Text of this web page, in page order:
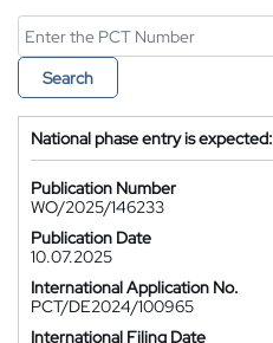
Search
National phase entry is expected:
Publication Number
WO/2025/146233
Publication Date
10.07.2025
International Application No.
PCT/DE2024/100965
International Filing Date